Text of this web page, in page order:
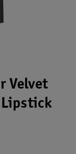
Velvet
Lipstick